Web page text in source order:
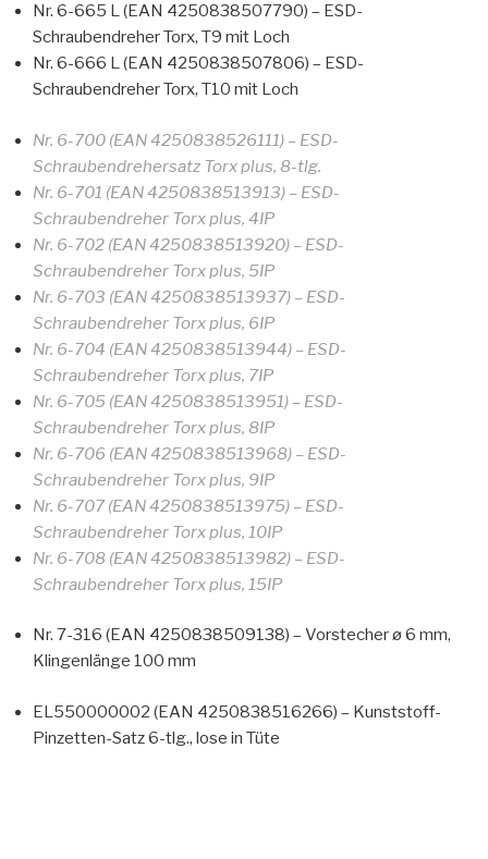
Nr. 6-665 L (EAN 4250838507790) – ESD-
Schraubendreher Torx, T9 mit Loch
Nr. 6-666 L (EAN 4250838507806) – ESD-
Schraubendreher Torx, T10 mit Loch
Nr. 6-700 (EAN 4250838526111) – ESD-
Schraubendrehersatz Torx plus, 8-tlg.
Nr. 6-701 (EAN 4250838513913) – ESD-
Schraubendreher Torx plus, 4IP
Nr. 6-702 (EAN 4250838513920) – ESD-
Schraubendreher Torx plus, 5IP
Nr. 6-703 (EAN 4250838513937) – ESD-
Schraubendreher Torx plus, 6IP
Nr. 6-704 (EAN 4250838513944) – ESD-
Schraubendreher Torx plus, 7IP
Nr. 6-705 (EAN 4250838513951) – ESD-
Schraubendreher Torx plus, 8IP
Nr. 6-706 (EAN 4250838513968) – ESD-
Schraubendreher Torx plus, 9IP
Nr. 6-707 (EAN 4250838513975) – ESD-
Schraubendreher Torx plus, 10IP
Nr. 6-708 (EAN 4250838513982) – ESD-
Schraubendreher Torx plus, 15IP
Nr. 7-316 (EAN 4250838509138) – Vorstecher ø 6 mm,
Klingenlänge 100 mm
EL550000002 (EAN 4250838516266) – Kunststoff-
Pinzetten-Satz 6-tlg., lose in Tüte